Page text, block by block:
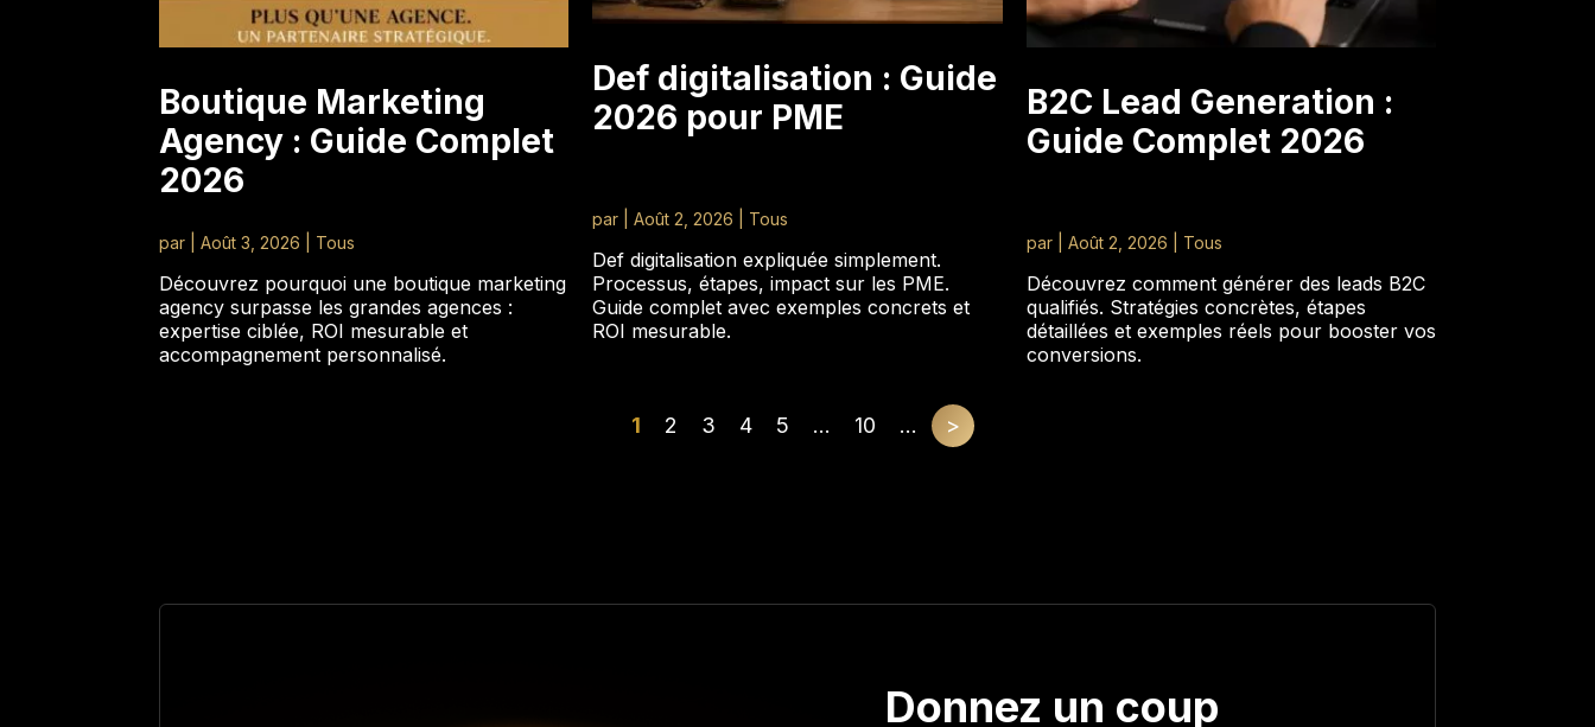
Boutique Marketing
Agency : Guide Complet
2026
par |Août 3, 2026 Tous
Découvrez pourquoi une boutique marketing
agency surpasse les grandes agences :
expertise ciblée, ROI mesurable et
accompagnement personnalisé.
Def digitalisation : Guide
2026 pour PME
par |Août 2, 2026 Tous
Def digitalisation expliquée simplement.
Processus, étapes, impact sur les PME.
Guide complet avec exemples concrets et
ROI mesurable.
B2C Lead Generation :
Guide Complet 2026
par Août 2, 2026 Tous
Découvrez comment générer des leads B2C
qualifiés. Stratégies concrètes, étapes
détaillées et exemples réels pour booster vos
conversions.
1 2 3 4 5 ... 10 ... >
Donnez un coup